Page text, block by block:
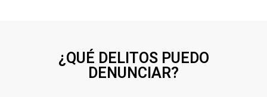
¿QUÉ DELITOS PUEDO
DENUNCIAR?